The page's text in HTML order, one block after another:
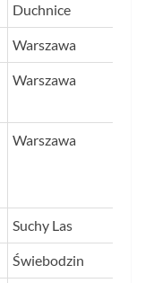
Duchnice
Warszawa
Warszawa
Warszawa
Suchy Las
Świebodzin